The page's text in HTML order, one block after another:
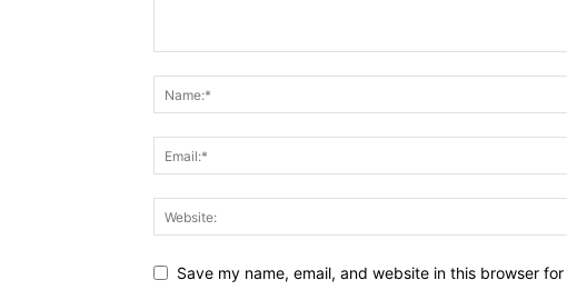
Save my name, email, and website in this browser